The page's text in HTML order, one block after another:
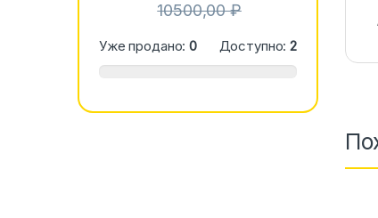
10500,00₽
Уже продано:0 Доступно:2